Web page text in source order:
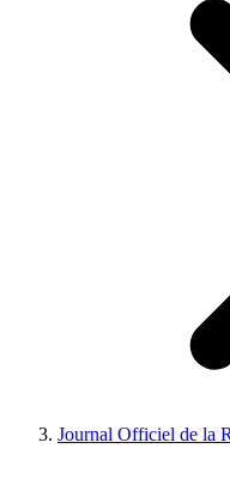
Journal Officiel de la